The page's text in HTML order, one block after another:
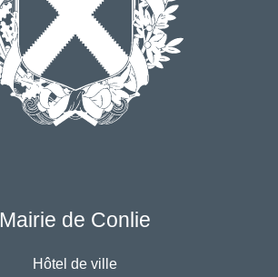
Mairie de Conlie
Hôtel de ville